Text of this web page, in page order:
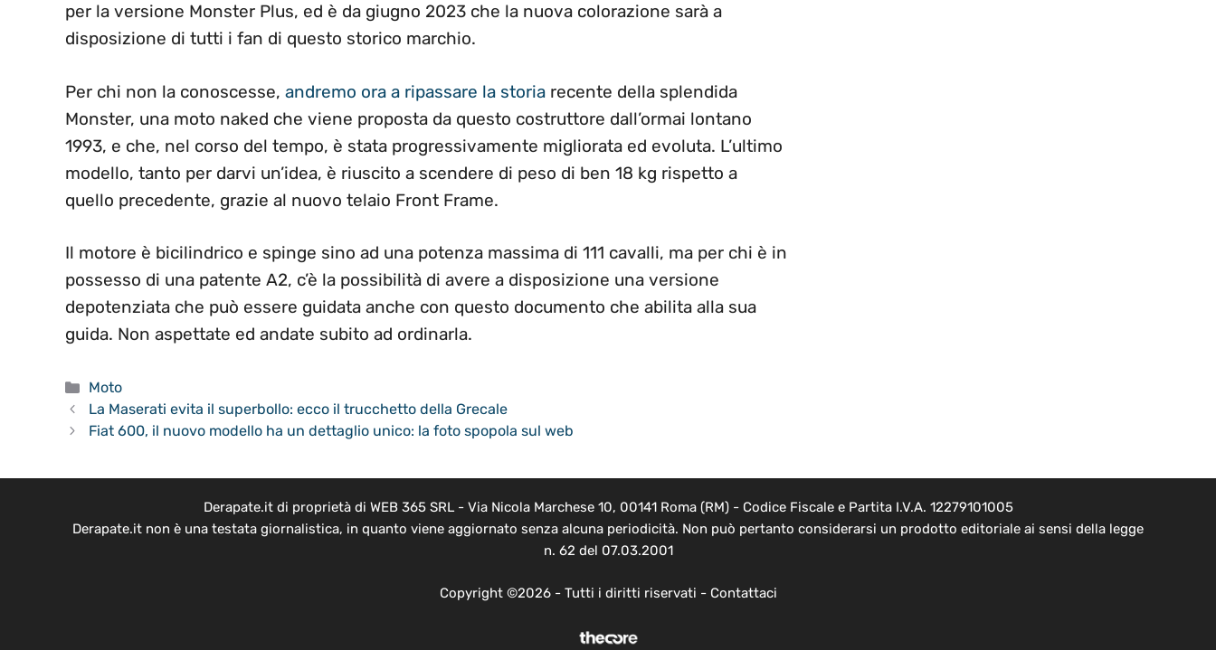
per la versione Monster Plus, ed è da giugno 2023 che la nuova colorazione sarà a
disposizione di tutti i fan di questo storico marchio.
Per chi non la conoscesse, andremo ora a ripassare la storia recente della splendida
Monster, una moto naked che viene proposta da questo costruttore dall’ormai lontano
1993, e che, nel corso del tempo, è stata progressivamente migliorata ed evoluta. L’ultimo
modello, tanto per darvi un’idea, è riuscito a scendere di peso di ben 18 kg rispetto a
quello precedente, grazie al nuovo telaio Front Frame.
Il motore è bicilindrico e spinge sino ad una potenza massima di 111 cavalli, ma per chi è in
possesso di una patente A2, c’è la possibilità di avere a disposizione una versione
depotenziata che può essere guidata anche con questo documento che abilita alla sua
guida. Non aspettate ed andate subito ad ordinarla.
Categorie
Moto
La Maserati evita il superbollo: ecco il trucchetto della Grecale
Fiat 600, il nuovo modello ha un dettaglio unico: la foto spopola sul web
Derapate.it di proprietà di WEB 365 SRL - Via Nicola Marchese 10, 00141 Roma (RM) - Codice Fiscale e Partita I.V.A. 12279101005
Derapate.it non è una testata giornalistica, in quanto viene aggiornato senza alcuna periodicità. Non può pertanto considerarsi un prodotto editoriale ai sensi della legge
n. 62 del 07.03.2001
Copyright ©2026 - Tutti i diritti riservati - Contattaci